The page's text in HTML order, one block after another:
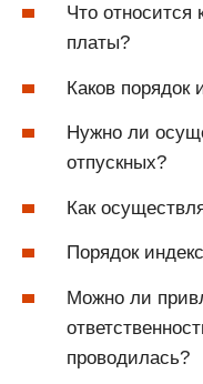
Что
платы?
Каков порядок
Нужно ли
отпускных?
Как
Порядок
Можно ли
проводилась?